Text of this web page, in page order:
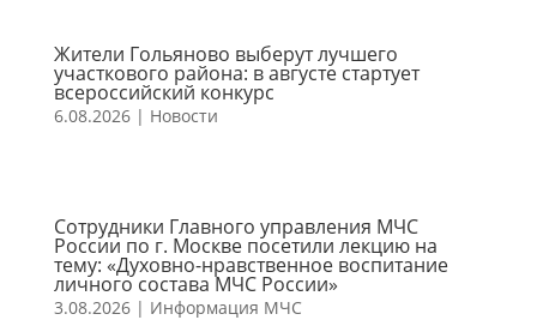
Жители Гольяново выберут лучшего
участкового района: в августе стартует
всероссийский конкурс
6.08.2026| Новости
Сотрудники Главного управления МЧС
России по г. Москве посетили лекцию на
тему: «Духовно-нравственное воспитание
личного состава МЧС России»
3.08.2026| Информация МЧС